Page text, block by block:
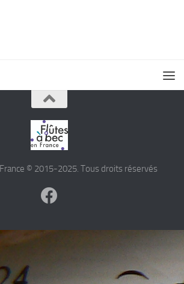
© 2015-2025. Tous droits réservés